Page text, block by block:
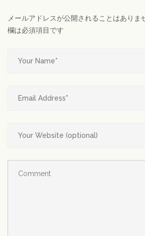
メールアドレスが公開されることはありま
欄は必須項目です